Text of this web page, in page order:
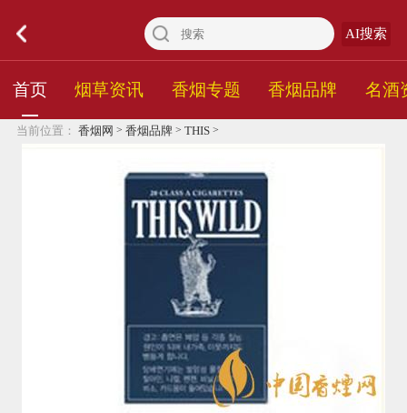
AI搜索
首页 烟草资讯 香烟专题 香烟品牌 名酒
当前位置： 香烟网 > 香烟品牌 > THIS>